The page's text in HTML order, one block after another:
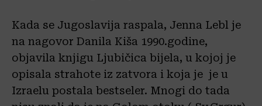
Kada se Jugoslavija raspala, Jenna Lebl je
na nagovor Danila Kiša 1990.godine,
objavila knjigu Ljubičica bijela, u kojoj je
opisala strahote iz zatvora i koja je je u
Izraelu postala bestseler. Mnogi do tada